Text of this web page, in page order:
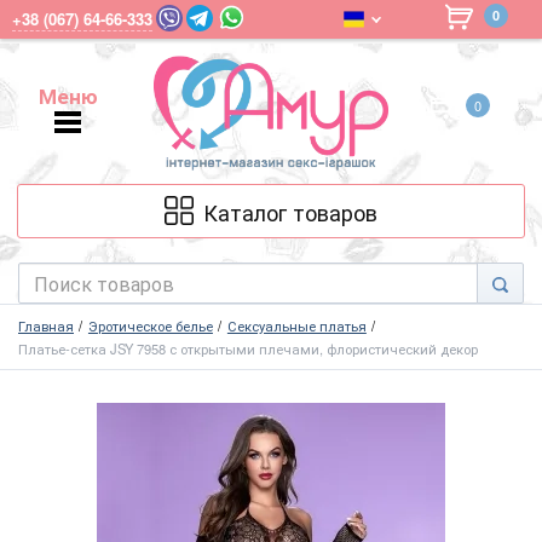
+38 (067) 64-66-333 0
Меню
Меню
0
Каталог товаров
Главная Эротическое белье
Сексуальные платья
Платье-сетка JSY 7958 с открытыми плечами, флористический декор